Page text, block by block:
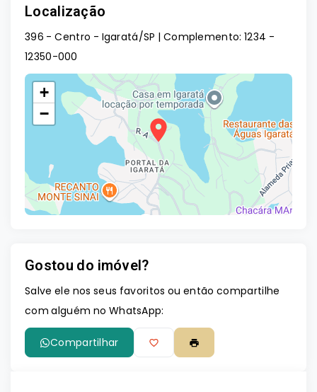
Localização
396 - Centro - Igaratá/SP | Complemento: 1234 -
12350-000
+
−
Gostou do imóvel?
Salve ele nos seus favoritos ou então compartilhe
com alguém no WhatsApp:
Compartilhar